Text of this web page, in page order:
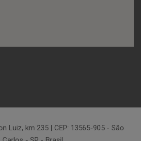
Luiz, km 235 | CEP: 13565-905 - São